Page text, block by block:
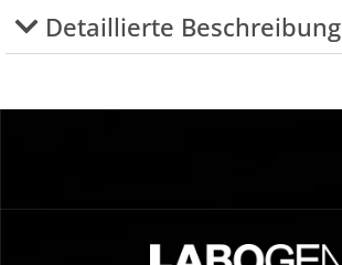
Detaillierte Beschreibung